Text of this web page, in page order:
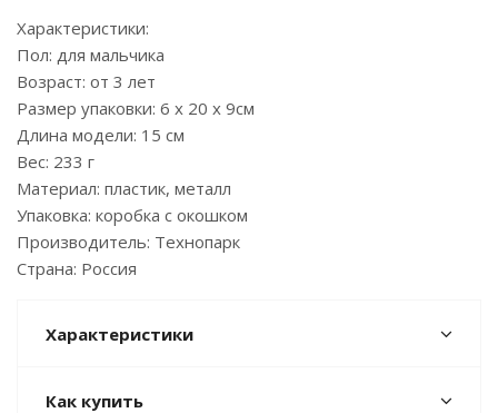
Характеристики:
Пол: для мальчика
Возраст: от 3 лет
Размер упаковки: 6 x 20 x 9см
Длина модели: 15 см
Вес: 233 г
Материал: пластик, металл
Упаковка: коробка с окошком
Производитель: Технопарк
Страна: Россия
Характеристики
Как купить